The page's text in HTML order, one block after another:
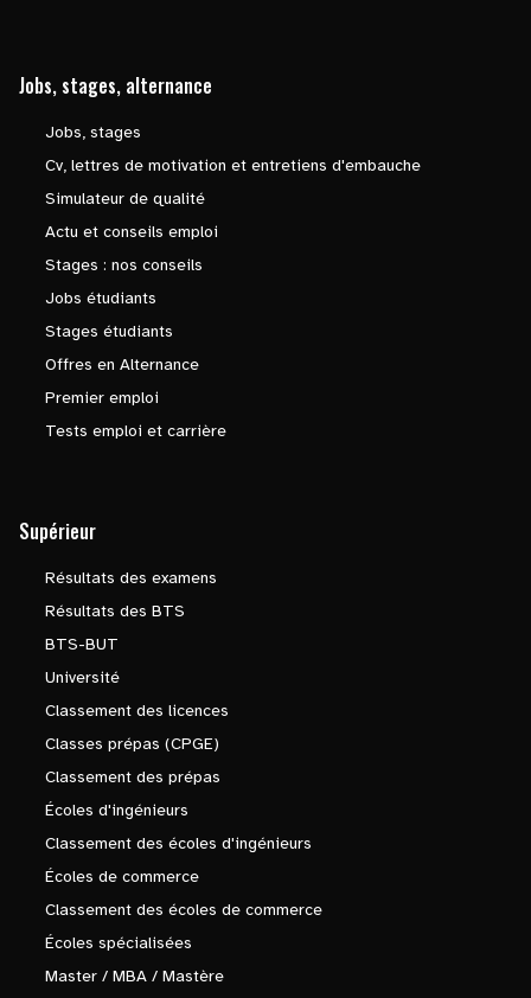
Jobs, stages, alternance
Jobs, stages
Cv, lettres de motivation et entretiens d'embauche
Simulateur de qualité
Actu et conseils emploi
Stages : nos conseils
Jobs étudiants
Stages étudiants
Offres en Alternance
Premier emploi
Tests emploi et carrière
Supérieur
Résultats des examens
Résultats des BTS
BTS-BUT
Université
Classement des licences
Classes prépas (CPGE)
Classement des prépas
Écoles d'ingénieurs
Classement des écoles d'ingénieurs
Écoles de commerce
Classement des écoles de commerce
Écoles spécialisées
Master / MBA / Mastère